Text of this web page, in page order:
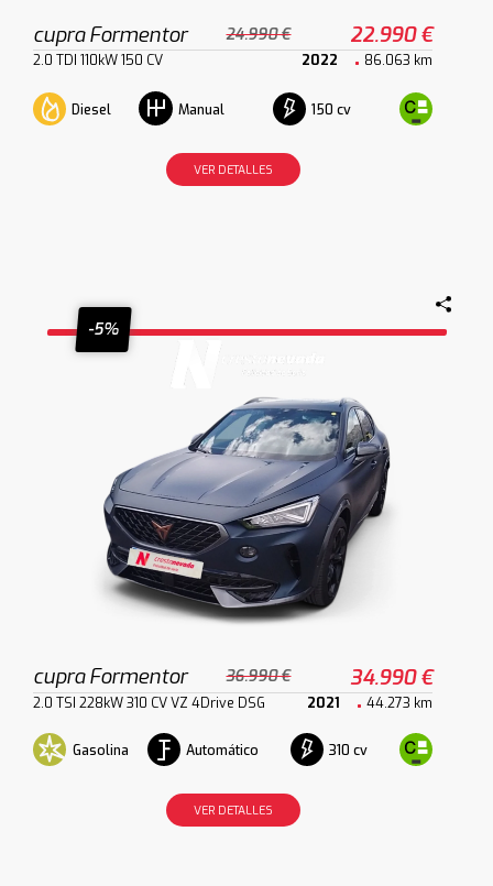
cupra Formentor 24.990 € 22.990 €
2.0 TDI 110kW 150 CV 2022 86.063 km
Diesel Manual 150 cv
VER DETALLES
-5%
cupra Formentor 36.990 € 34.990 €
2.0 TSI 228kW 310 CV VZ 4Drive DSG 2021 44.273 km
Gasolina Automático 310 cv
VER DETALLES